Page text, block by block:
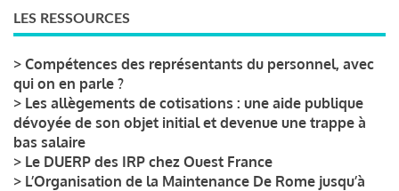
LES RESSOURCES
> Compétences des représentants du personnel, avec
qui on en parle ?
> Les allègements de cotisations : une aide publique
dévoyée de son objet initial et devenue une trappe à
bas salaire
> Le DUERP des IRP chez Ouest France
> L’Organisation de la Maintenance De Rome jusqu’à